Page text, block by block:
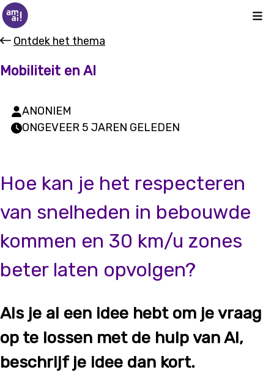
Ontdek het thema
Mobiliteit en AI
ANONIEM
ONGEVEER 5 JAREN GELEDEN
Hoe kan je het respecteren
van snelheden in bebouwde
kommen en 30 km/u zones
beter laten opvolgen?
Als je al een idee hebt om je vraag
op te lossen met de hulp van AI,
beschrijf je idee dan kort.